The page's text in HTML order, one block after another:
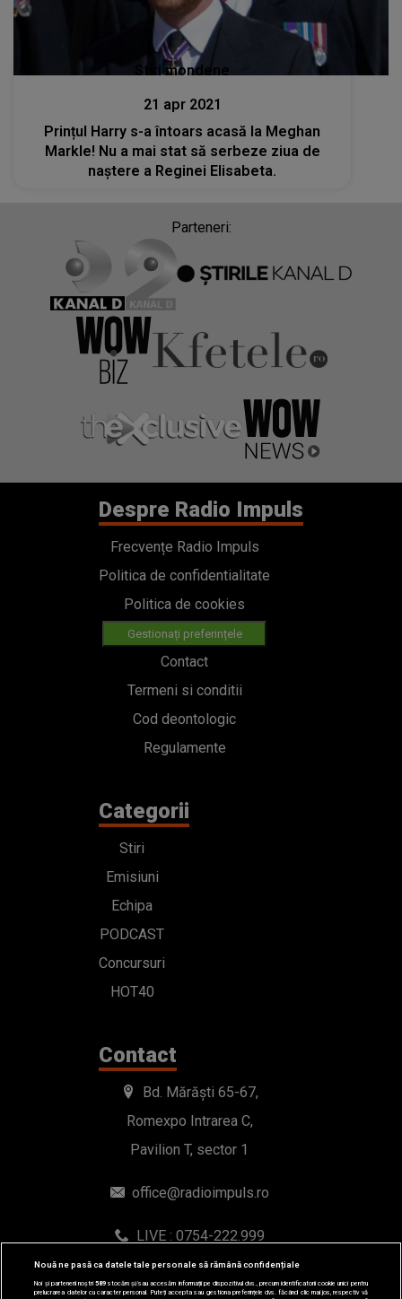
Stiri mondene
21 apr 2021
Prințul Harry s-a întoars acasă la Meghan
Markle! Nu a mai stat să serbeze ziua de
naștere a Reginei Elisabeta.
Parteneri:
Despre Radio Impuls
Frecvențe Radio Impuls
Politica de confidentialitate
Politica de cookies
Gestionați preferințele
Contact
Termeni si conditii
Cod deontologic
Regulamente
Categorii
Stiri
Emisiuni
Echipa
PODCAST
Concursuri
HOT40
Contact
Bd. Mărăști 65-67,
Romexpo Intrarea C,
Pavilion T, sector 1
office@radioimpuls.ro
LIVE : 0754-222.999
WhatsApp: 0754-222.999
Nouă ne pasă ca datele tale personale să rămână confidențiale
Noi și partenerii noștri589stocăm și/sau accesăm informații pe dispozitivul dvs., precum identificatorii cookie unici pentru
prelucrarea datelor cu caracter personal. Puteți accepta sau gestiona preferințele dvs. făcând clic mai jos, respectiv vă